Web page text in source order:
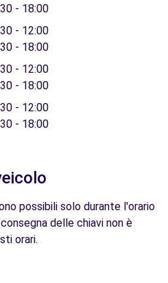
- 18:00
- 12:00
- 18:00
- 12:00
- 18:00
- 12:00
- 18:00
possibili solo durante l'orario
delle chiavi non è
orari.